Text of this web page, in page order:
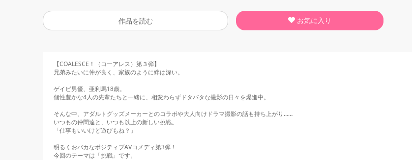
作品を読む お気に入り
【COALESCE！（コーアレス）第３弾】
兄弟みたいに仲が良く、家族のように絆は深い。
ゲイビ男優、亜利馬18歳。
個性豊かな4人の先輩たちと一緒に、相変わらずドタバタな撮影の日々を爆進中。
そんな中、アダルトグッズメーカーとのコラボや大人向けドラマ撮影の話も持ち上がり……
いつもの仲間達と、いつも以上の新しい挑戦。
「仕事もいいけど遊びもね？」
明るくおバカなポジティブAVコメディ第3弾！
今回のテーマは「挑戦」です。